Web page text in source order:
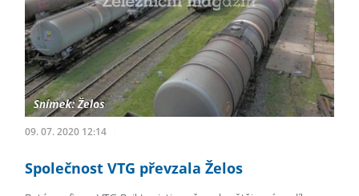
09. 07. 2020 12:14
Společnost VTG převzala Želos